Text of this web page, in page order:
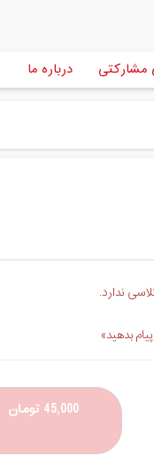
مشارکتی درباره ما
ندارد.
بدهید»
45,000 تومان